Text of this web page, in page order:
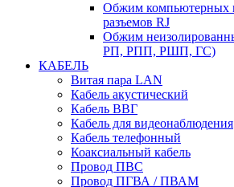
Обжим компьютерных
разъемов RJ
Обжим
РП, РПП, РШП, ГС)
КАБЕЛЬ
Витая пара LAN
Кабель акустический
Кабель ВВГ
Кабель для видеонаблюдения
Кабель телефонный
Коаксиальный кабель
Провод ПВС
Провод ПГВА / ПВАМ